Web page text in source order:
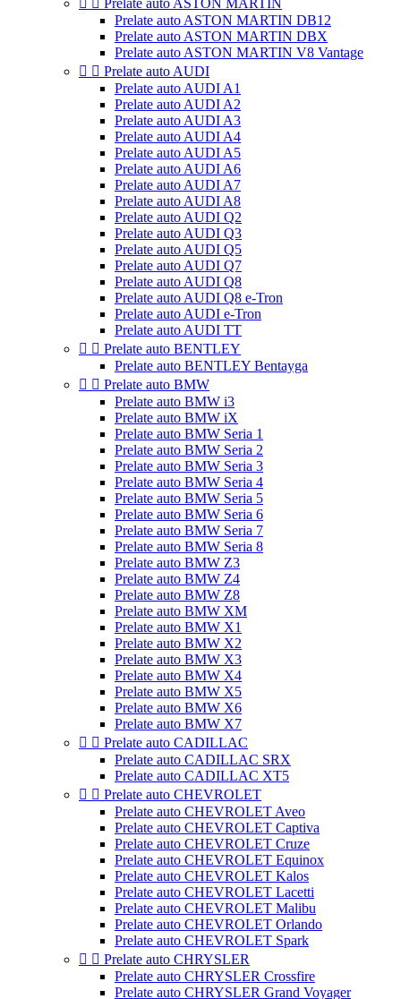
  Prelate auto ASTON MARTIN
Prelate auto ASTON MARTIN DB12
Prelate auto ASTON MARTIN DBX
Prelate auto ASTON MARTIN V8 Vantage
  Prelate auto AUDI
Prelate auto AUDI A1
Prelate auto AUDI A2
Prelate auto AUDI A3
Prelate auto AUDI A4
Prelate auto AUDI A5
Prelate auto AUDI A6
Prelate auto AUDI A7
Prelate auto AUDI A8
Prelate auto AUDI Q2
Prelate auto AUDI Q3
Prelate auto AUDI Q5
Prelate auto AUDI Q7
Prelate auto AUDI Q8
Prelate auto AUDI Q8 e-Tron
Prelate auto AUDI e-Tron
Prelate auto AUDI TT
  Prelate auto BENTLEY
Prelate auto BENTLEY Bentayga
  Prelate auto BMW
Prelate auto BMW i3
Prelate auto BMW iX
Prelate auto BMW Seria 1
Prelate auto BMW Seria 2
Prelate auto BMW Seria 3
Prelate auto BMW Seria 4
Prelate auto BMW Seria 5
Prelate auto BMW Seria 6
Prelate auto BMW Seria 7
Prelate auto BMW Seria 8
Prelate auto BMW Z3
Prelate auto BMW Z4
Prelate auto BMW Z8
Prelate auto BMW XM
Prelate auto BMW X1
Prelate auto BMW X2
Prelate auto BMW X3
Prelate auto BMW X4
Prelate auto BMW X5
Prelate auto BMW X6
Prelate auto BMW X7
  Prelate auto CADILLAC
Prelate auto CADILLAC SRX
Prelate auto CADILLAC XT5
  Prelate auto CHEVROLET
Prelate auto CHEVROLET Aveo
Prelate auto CHEVROLET Captiva
Prelate auto CHEVROLET Cruze
Prelate auto CHEVROLET Equinox
Prelate auto CHEVROLET Kalos
Prelate auto CHEVROLET Lacetti
Prelate auto CHEVROLET Malibu
Prelate auto CHEVROLET Orlando
Prelate auto CHEVROLET Spark
  Prelate auto CHRYSLER
Prelate auto CHRYSLER Crossfire
Prelate auto CHRYSLER Grand Voyager